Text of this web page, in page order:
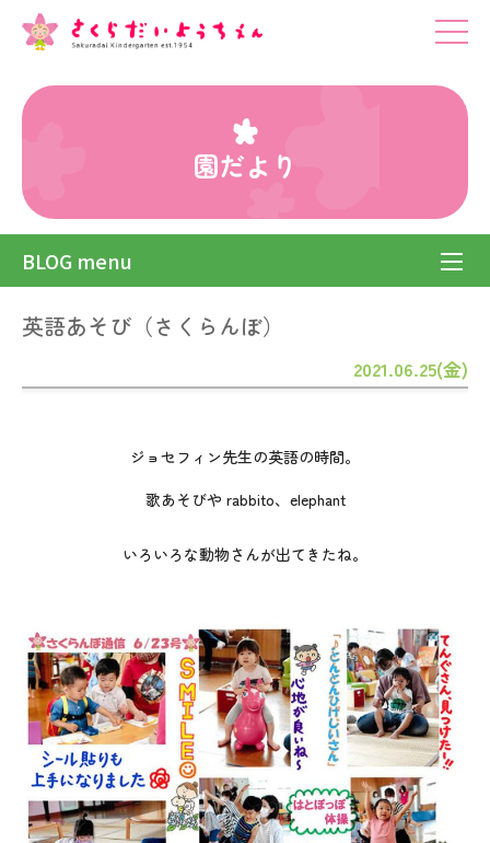
園だより
BLOG menu
英語あそび（さくらんぼ）
2021.06.25(金)
ジョセフィン先生の英語の時間。
歌あそびや rabbito、elephant
いろいろな動物さんが出てきたね。